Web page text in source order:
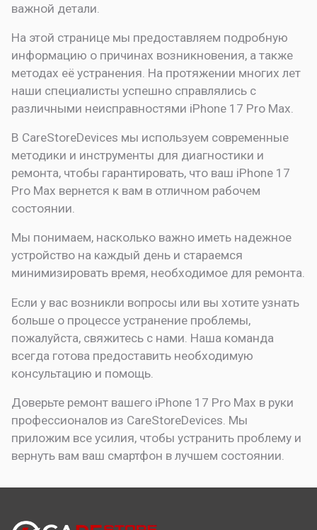
важной детали.
На этой странице мы предоставляем подробную
информацию о причинах возникновения, а также
методах её устранения. На протяжении многих лет
наши специалисты успешно справлялись с
различными неисправностями iPhone 17 Pro Max.
В CareStoreDevices мы используем современные
методики и инструменты для диагностики и
ремонта, чтобы гарантировать, что ваш iPhone 17
Pro Max вернется к вам в отличном рабочем
состоянии.
Мы понимаем, насколько важно иметь надежное
устройство на каждый день и стараемся
минимизировать время, необходимое для ремонта.
Если у вас возникли вопросы или вы хотите узнать
больше о процессе устранение проблемы,
пожалуйста, свяжитесь с нами. Наша команда
всегда готова предоставить необходимую
консультацию и помощь.
Доверьте ремонт вашего iPhone 17 Pro Max в руки
профессионалов из CareStoreDevices. Мы
приложим все усилия, чтобы устранить проблему и
вернуть вам ваш смартфон в лучшем состоянии.